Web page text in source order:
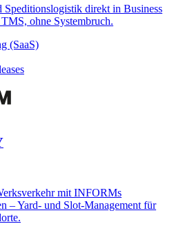
Speditionslogistik direkt in Business
ohne Systembruch.
(SaaS)
mit INFORMs
– Yard- und Slot-Management für